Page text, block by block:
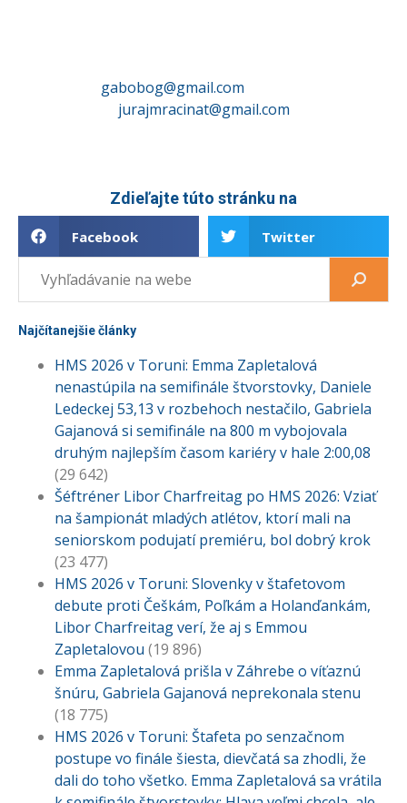
gabobog@gmail.com
jurajmracinat@gmail.com
Zdieľajte túto stránku na
Facebook Twitter
Najčítanejšie články
HMS 2026 v Toruni: Emma Zapletalová
nenastúpila na semifinále štvorstovky, Daniele
Ledeckej 53,13 v rozbehoch nestačilo, Gabriela
Gajanová si semifinále na 800 m vybojovala
druhým najlepším časom kariéry v hale 2:00,08
(29 642)
Šéftréner Libor Charfreitag po HMS 2026: Vziať
na šampionát mladých atlétov, ktorí mali na
seniorskom podujatí premiéru, bol dobrý krok
(23 477)
HMS 2026 v Toruni: Slovenky v štafetovom
debute proti Češkám, Poľkám a Holanďankám,
Libor Charfreitag verí, že aj s Emmou
Zapletalovou (19 896)
Emma Zapletalová prišla v Záhrebe o víťaznú
šnúru, Gabriela Gajanová neprekonala stenu
(18 775)
HMS 2026 v Toruni: Štafeta po senzačnom
postupe vo finále šiesta, dievčatá sa zhodli, že
dali do toho všetko. Emma Zapletalová sa vrátila